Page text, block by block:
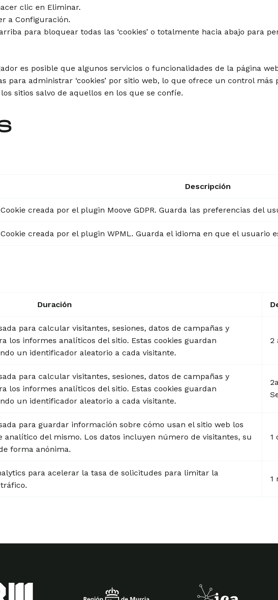
clic en Eliminar.
a Configuración.
para bloquear todas las ‘cookies’ o totalmente hacia abajo para
es posible que algunos servicios o funcionalidades de la página
para administrar ‘cookies’ por sitio web, lo que ofrece un control más
sitios salvo de aquellos en los que se confíe.
Descripción
Cookie creada por el plugin Moove GDPR. Guarda las preferencias del
Cookie creada por el plugin WPML. Guarda el idioma en que el usuario
Duración
para calcular visitantes, sesiones, datos de campañas y
los informes analíticos del sitio. Estas cookies guardan
un identificador aleatorio a cada visitante.
2
para calcular visitantes, sesiones, datos de campañas y
los informes analíticos del sitio. Estas cookies guardan
un identificador aleatorio a cada visitante.
para guardar información sobre cómo usan el sitio web los
del mismo. Los datos incluyen número de visitantes, su
forma anónima.
1
para acelerar la tasa de solicitudes para limitar la
1